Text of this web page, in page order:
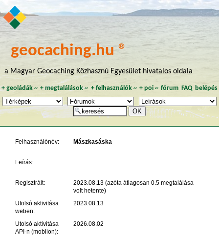
geocaching.hu ®
a Magyar Geocaching Közhasznú Egyesület hivatalos oldala
+geoládák~ +megtalálások~ + felhasználók~ + poi~ fórum FAQ belépés
Felhasználónév: Mászkasáska
Leírás:
Regisztrált:
2023.08.13 (azóta átlagosan 0.5 megtalálása
volt hetente)
Utolsó aktivitása
weben:
2023.08.13
Utolsó aktivitása
API-n (mobilon):
2026.08.02